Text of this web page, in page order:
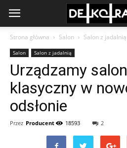
Strona główna Salon Salon z jadalnią
Salon Salon z jadalnią
Urządzamy
klasyczny w
odsłonie
Przez Producent 18593 2